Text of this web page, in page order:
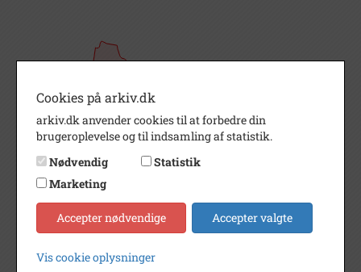
Cookies på arkiv.dk
arkiv.dk anvender cookies til at forbedre din
brugeroplevelse og til indsamling af statistik.
Nødvendig
Statistik
Marketing
Accepter nødvendige Accepter valgte
Vis cookie oplysninger